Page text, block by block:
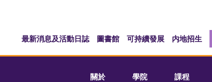
最新消息及活動日誌 圖書館 可持續發展 内地招生
關於 學院 課程